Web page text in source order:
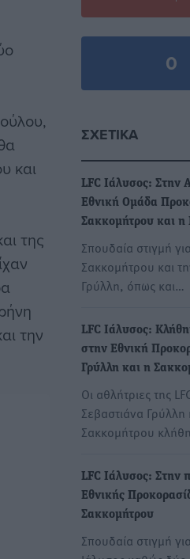
και
της
την
0
ΣΧΕΤΙΚΆ
LFC Ιάλυσος: Στην
Εθνική Ομάδα
Σακκομήτρου και η
Σπουδαία στιγμή
Σακκομήτρου και
Γρύλλη, όπως και…
LFC Ιάλυσος:
στην Εθνική
Γρύλλη και η
Οι αθλήτριες της
Σεβαστιάνα Γρύλλη
Σακκομήτρου
LFC Ιάλυσος: Στην
Εθνικής
Σακκομήτρου
Σπουδαία στιγμή